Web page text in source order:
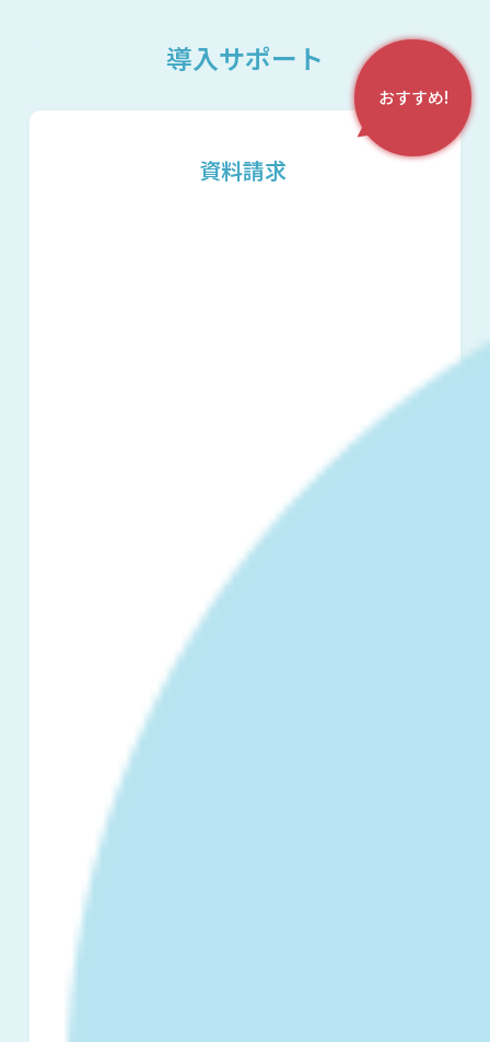
導入サポート
資料請求
おすすめ!